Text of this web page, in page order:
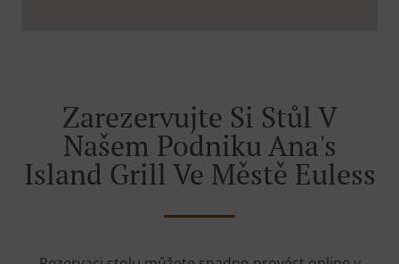
Zarezervujte Si Stůl V
Našem Podniku Ana's
Island Grill Ve Městě Euless